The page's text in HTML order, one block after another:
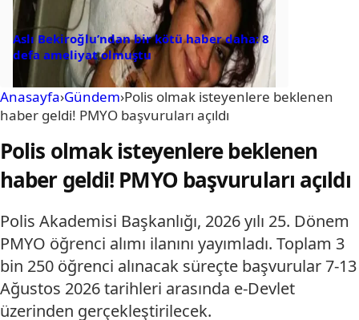
Aslı Bekiroğlu’ndan bir kötü haber daha: 8
defa ameliyat olmuştu
Anasayfa›Gündem›Polis olmak isteyenlere beklenen
haber geldi! PMYO başvuruları açıldı
Polis olmak isteyenlere beklenen
haber geldi! PMYO başvuruları açıldı
Polis Akademisi Başkanlığı, 2026 yılı 25. Dönem
PMYO öğrenci alımı ilanını yayımladı. Toplam 3
bin 250 öğrenci alınacak süreçte başvurular 7-13
Ağustos 2026 tarihleri arasında e-Devlet
üzerinden gerçekleştirilecek.